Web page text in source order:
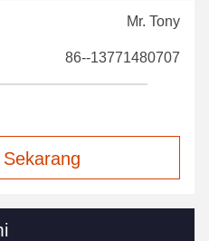
Mr. Tony
86--13771480707